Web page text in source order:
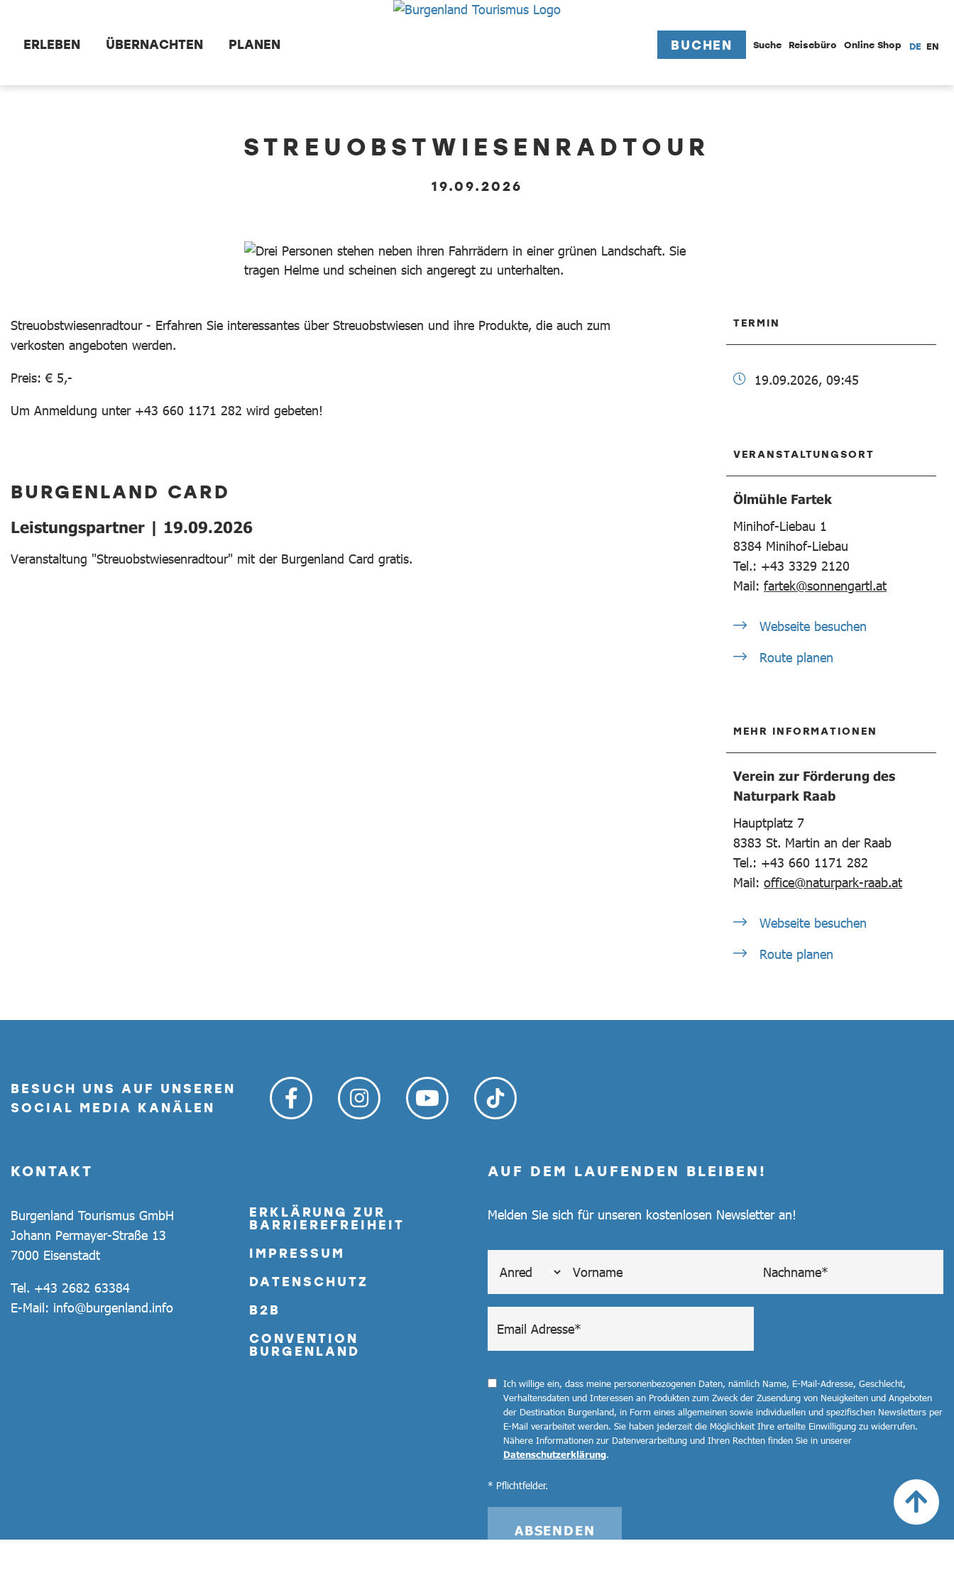
ERLEBEN ÜBERNACHTEN PLANEN BUCHEN Suche Reisebüro Online Shop DE EN
STREUOBSTWIESENRADTOUR
19.09.2026
Streuobstwiesenradtour - Erfahren Sie interessantes über Streuobstwiesen und ihre Produkte, die auch zum
verkosten angeboten werden.
Preis: € 5,-
Um Anmeldung unter +43 660 1171 282 wird gebeten!
BURGENLAND CARD
Leistungspartner | 19.09.2026
Veranstaltung "Streuobstwiesenradtour" mit der Burgenland Card gratis.
TERMIN
19.09.2026, 09:45
VERANSTALTUNGSORT
Ölmühle Fartek
Minihof-Liebau 1
8384 Minihof-Liebau
Tel.: +43 3329 2120
Mail: fartek@sonnengartl.at
Webseite besuchen
Route planen
MEHR INFORMATIONEN
Verein zur Förderung des
Naturpark Raab
Hauptplatz 7
8383 St. Martin an der Raab
Tel.: +43 660 1171 282
Mail: office@naturpark-raab.at
Webseite besuchen
Route planen
BESUCH UNS AUF UNSEREN
SOCIAL MEDIA KANÄLEN
KONTAKT
Burgenland Tourismus GmbH
Johann Permayer-Straße 13
7000 Eisenstadt
Tel. +43 2682 63384
E-Mail: info@burgenland.info
ERKLÄRUNG ZUR
BARRIEREFREIHEIT
IMPRESSUM
DATENSCHUTZ
B2B
CONVENTION
BURGENLAND
AUF DEM LAUFENDEN BLEIBEN!
Melden Sie sich für unseren kostenlosen Newsletter an!
Ich willige ein, dass meine personenbezogenen Daten, nämlich Name, E-Mail-Adresse, Geschlecht,
Verhaltensdaten und Interessen an Produkten zum Zweck der Zusendung von Neuigkeiten und Angeboten
der Destination Burgenland, in Form eines allgemeinen sowie individuellen und spezifischen Newsletters per
E-Mail verarbeitet werden. Sie haben jederzeit die Möglichkeit Ihre erteilte Einwilligung zu widerrufen.
Nähere Informationen zur Datenverarbeitung und Ihren Rechten finden Sie in unserer
Datenschutzerklärung.
* Pflichtfelder.
ABSENDEN